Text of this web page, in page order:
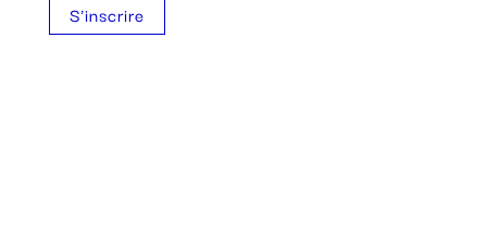
S'inscrire